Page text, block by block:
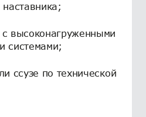
высоконагруженными
системами;
ссузе по технической